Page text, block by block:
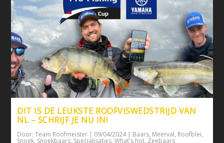
DIT IS DE LEUKSTE ROOFVISWEDSTRIJD VAN
NL – SCHRIJF JE NU IN!
Door:Team Roofmeister | 09/04/2024 | Baars, Meerval, Roofblei,
Snoek, Snoekbaars, Specialisaties,What's hot, Zeebaars